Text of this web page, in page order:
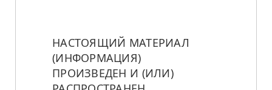
НАСТОЯЩИЙ МАТЕРИАЛ
(ИНФОРМАЦИЯ)
ПРОИЗВЕДЕН И (ИЛИ)